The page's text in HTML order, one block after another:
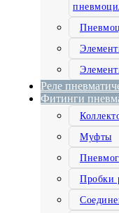
Реле
Фитинги
Муфты
Пробки